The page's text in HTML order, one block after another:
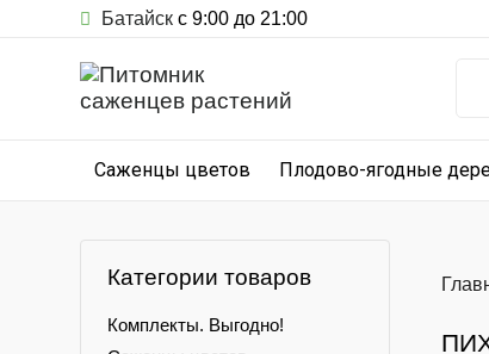
Батайск с 9:00 до 21:00
Саженцы цветов Плодово-ягодные
Категории товаров
Комплекты. Выгодно!